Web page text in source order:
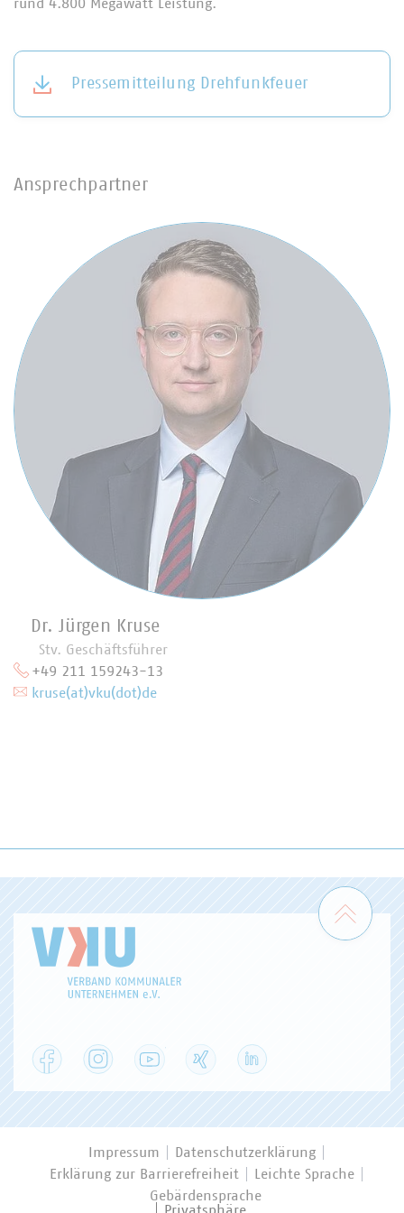
rund 4.800 Megawatt Leistung.
Pressemitteilung Drehfunkfeuer
Ansprechpartner
Dr. Jürgen Kruse
Stv. Geschäftsführer
+49 211 159243-13
kruse(at)vku(dot)de
Zum
Facebook Instagram YouTube
Impressum
Datenschutzerklärung
Erklärung zur Barrierefreiheit
Leichte Sprache
Gebärdensprache